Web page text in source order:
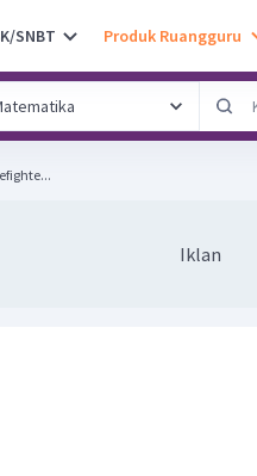
SNBT Produk Ruangguru
find firefighte...
Iklan